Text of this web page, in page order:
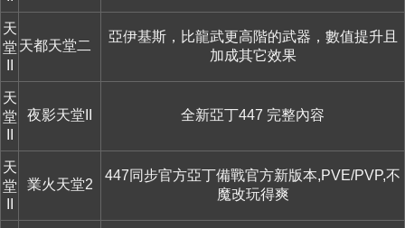
天
堂 天都天堂二 覺醒３６２版本
亞伊基斯，比龍武更高階的武器，數值提升且
加成其它效果
天
堂
夜影天堂II 全新亞丁447 完整內容
天
堂
業火天堂2
447同步官方亞丁備戰官方新版本,PVE/PVP,不
魔改玩得爽